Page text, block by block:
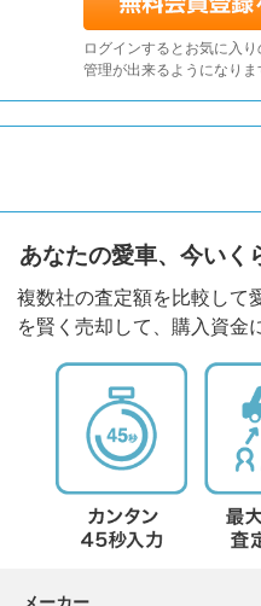
ログインするとお気に入
管理が出来るようになりま
あなたの愛車、今いく
複数社の査定額を比較して
を賢く売却して、購入資金